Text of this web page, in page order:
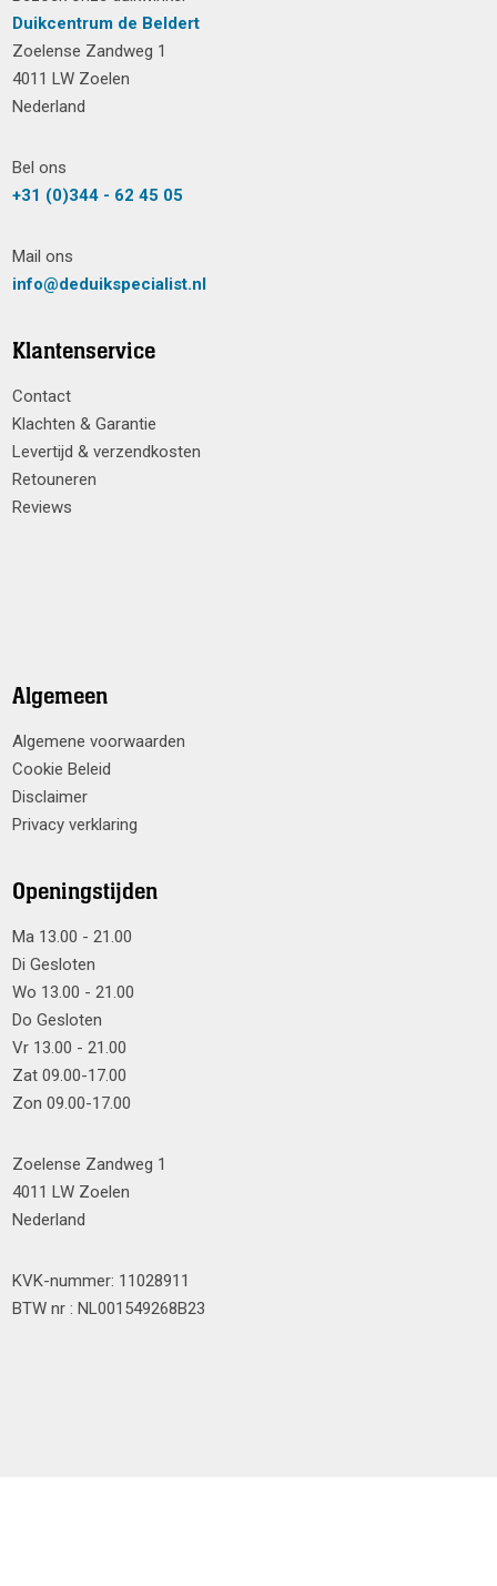
Duikcentrum de Beldert
Zoelense Zandweg 1
4011 LW Zoelen
Nederland
Bel ons
+31 (0)344 - 62 45 05
Mail ons
info@deduikspecialist.nl
Klantenservice
Contact
Klachten & Garantie
Levertijd & verzendkosten
Retouneren
Reviews
Algemeen
Algemene voorwaarden
Cookie Beleid
Disclaimer
Privacy verklaring
Openingstijden
Ma 13.00 - 21.00
Di Gesloten
Wo 13.00 - 21.00
Do Gesloten
Vr 13.00 - 21.00
Zat 09.00-17.00
Zon 09.00-17.00
Zoelense Zandweg 1
4011 LW Zoelen
Nederland
KVK-nummer: 11028911
BTW nr : NL001549268B23